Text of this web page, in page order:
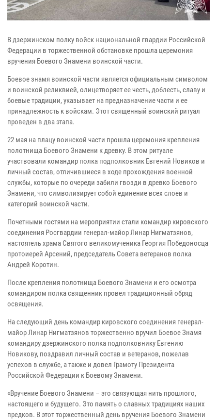
В дзержинском полку войск национальной гвардии Российской
Федерации в торжественной обстановке прошла церемония
вручения Боевого Знамени воинской части.
Боевое знамя воинской части является официальным символом
и воинской реликвией, олицетворяет ее честь, доблесть, славу и
боевые традиции, указывает на предназначение части и ее
принадлежность к войскам. Этот священный воинский ритуал
проведен в два этапа.
22 мая на плацу воинской части прошла церемония крепления
полотнища Боевого Знамени к древку. В этом ритуале
участвовали командир полка подполковник Евгений Новиков и
личный состав, отличившиеся в ходе прохождения военной
службы, которые по очереди забили гвозди в древко Боевого
Знамени, что символизирует собой единение всех слоев и
категорий воинской части.
Почетными гостями на мероприятии стали командир кировского
соединения Росгвардии генерал-майор Линар Нигматзянов,
настоятель храма Святого великомученика Георгия Победоносца
протоиерей Арсений, председатель Совета ветеранов полка
Андрей Коротин.
После крепления полотнища Боевого Знамени и его осмотра
командиром полка священник провел традиционный обряд
освящения.
На следующий день командир кировского соединения генерал-
майор Линар Нигматзянов торжественно вручил Боевое Знамя
командиру дзержинского полка подполковнику Евгению
Новикову, поздравил личный состав и ветеранов, пожелав
успехов в службе, а также и довел Грамоту Президента
Российской Федерации к Боевому Знамени.
«Вручение Боевого Знамени – это связующая нить прошлого,
настоящего и будущего. Это память о славных традициях наших
предков. В этот торжественный день вручения Боевого Знамени